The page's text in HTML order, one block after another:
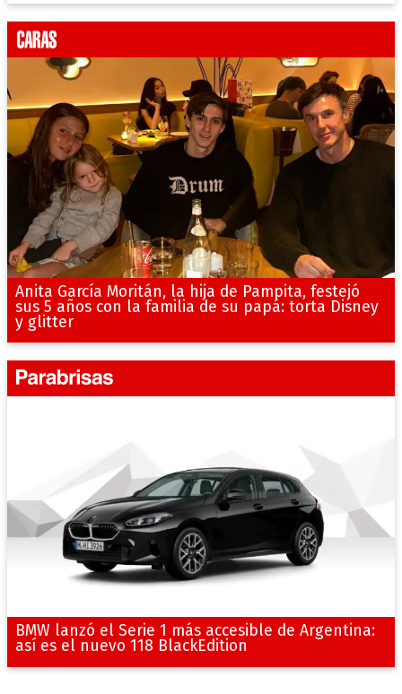
Anita García Moritán, la hija de Pampita, festejó
sus 5 años con la familia de su papá: torta Disney
y glitter
BMW lanzó el Serie 1 más accesible de Argentina:
así es el nuevo 118 BlackEdition